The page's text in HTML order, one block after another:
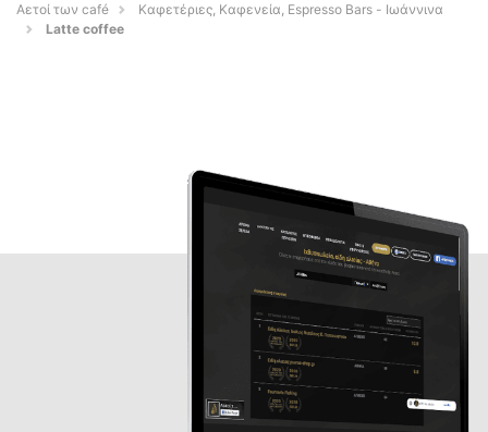
Αετοί των café
Καφετέριες, Καφενεία, Espresso Bars - Ιωάννινα
Latte coffee